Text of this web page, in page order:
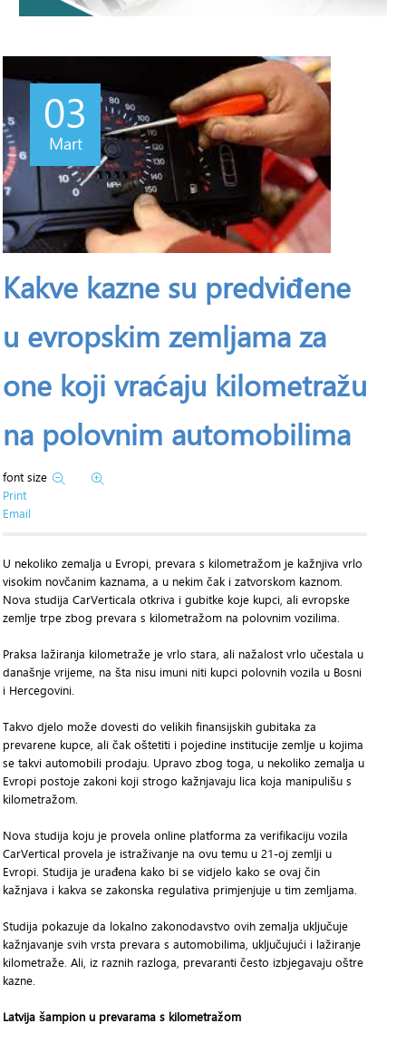
03
Mart
Kakve kazne su predviđene
u evropskim zemljama za
one koji vraćaju kilometražu
na polovnim automobilima
font size
Print
Email
U nekoliko zemalja u Evropi, prevara s kilometražom je kažnjiva vrlo
visokim novčanim kaznama, a u nekim čak i zatvorskom kaznom.
Nova studija CarVerticala otkriva i gubitke koje kupci, ali evropske
zemlje trpe zbog prevara s kilometražom na polovnim vozilima.
Praksa lažiranja kilometraže je vrlo stara, ali nažalost vrlo učestala u
današnje vrijeme, na šta nisu imuni niti kupci polovnih vozila u Bosni
i Hercegovini.
Takvo djelo može dovesti do velikih finansijskih gubitaka za
prevarene kupce, ali čak oštetiti i pojedine institucije zemlje u kojima
se takvi automobili prodaju. Upravo zbog toga, u nekoliko zemalja u
Evropi postoje zakoni koji strogo kažnjavaju lica koja manipulišu s
kilometražom.
Nova studija koju je provela online platforma za verifikaciju vozila
CarVertical provela je istraživanje na ovu temu u 21-oj zemlji u
Evropi. Studija je urađena kako bi se vidjelo kako se ovaj čin
kažnjava i kakva se zakonska regulativa primjenjuje u tim zemljama.
Studija pokazuje da lokalno zakonodavstvo ovih zemalja uključuje
kažnjavanje svih vrsta prevara s automobilima, uključujući i lažiranje
kilometraže. Ali, iz raznih razloga, prevaranti često izbjegavaju oštre
kazne.
Latvija šampion u prevarama s kilometražom